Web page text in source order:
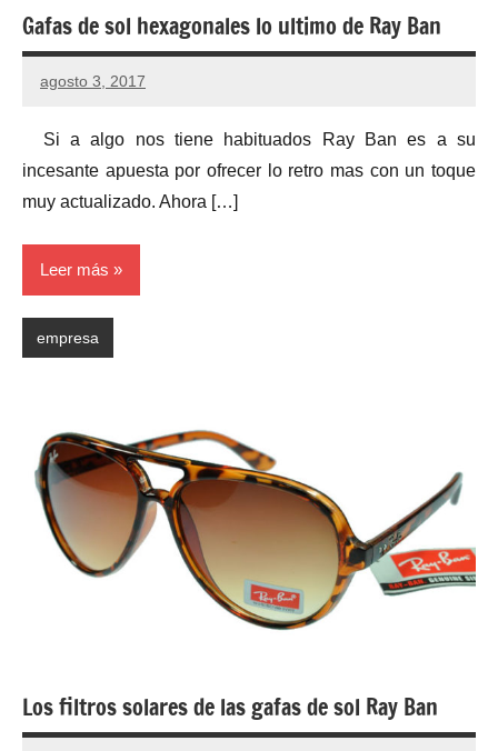
Gafas de sol hexagonales lo ultimo de Ray Ban
agosto 3, 2017
No
comentarios
Si a algo nos tiene habituados Ray Ban es a su
incesante apuesta por ofrecer lo retro mas con un toque
muy actualizado. Ahora […]
Leer más
empresa
Los filtros solares de las gafas de sol Ray Ban